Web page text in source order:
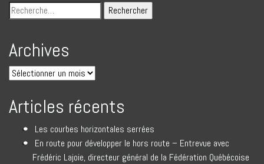
Archives
Articles récents
Les courbes horizontales serrées
En route pour développer le hors route – Entrevue avec
Frédéric Lajoie, directeur général de la Fédération Québécoise